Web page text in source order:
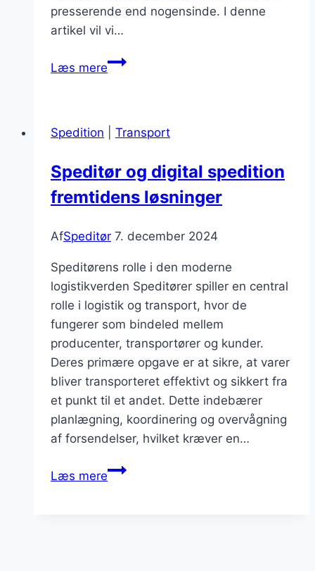
presserende end nogensinde. I denne
artikel vil vi…
Læs mereTransportløsninger
og
Spedition Transport
Speditør og digital spedition
fremtidens løsninger
AfSpeditør 7. december 2024
Speditørens rolle i den moderne
logistikverden Speditører spiller en central
rolle i logistik og transport, hvor de
fungerer som bindeled mellem
producenter, transportører og kunder.
Deres primære opgave er at sikre, at varer
bliver transporteret effektivt og sikkert fra
et punkt til et andet. Dette indebærer
planlægning, koordinering og overvågning
af forsendelser, hvilket kræver en…
Læs mereSpeditør